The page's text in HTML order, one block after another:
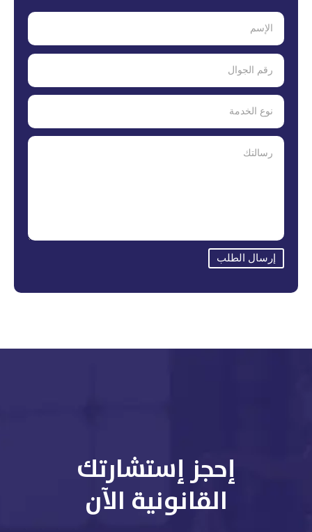
إرسال الطلب
إحجز إستشارتك
القانونية الآن